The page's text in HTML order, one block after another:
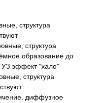
структура
структура
образование до
УЗ эффект "хало"
структура
диффузное